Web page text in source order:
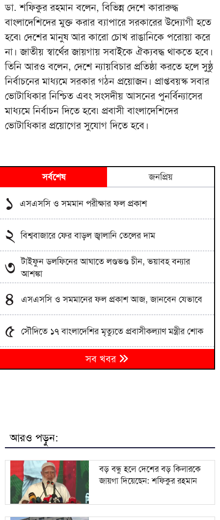
ডা. শফিকুর রহমান বলেন, বিভিন্ন দেশে কারারুদ্ধ
বাংলাদেশিদের মুক্ত করার ব্যাপারে সরকারের উদ্যোগী হতে
হবে৷ দেশের মানুষ আর কারো চোখ রাঙানিকে পরোয়া করে
না। জাতীয় স্বার্থের জায়গায় সবাইকে ঐক্যবদ্ধ থাকতে হবে।
তিনি আরও বলেন, দেশে ন্যায়বিচার প্রতিষ্ঠা করতে হলে সুষ্ঠু
নির্বাচনের মাধ্যমে সরকার গঠন প্রয়োজন। প্রাপ্তবয়স্ক সবার
ভোটাধিকার নিশ্চিত এবং সংসদীয় আসনের পুনর্বিন্যাসের
মাধ্যমে নির্বাচন দিতে হবে৷ প্রবাসী বাংলাদেশিদের
ভোটাধিকার প্রয়োগের সুযোগ দিতে হবে।
সর্বশেষ জনপ্রিয়
১ এসএসসি ও সমমান পরীক্ষার ফল প্রকাশ
২ বিশ্ববাজারে ফের বাড়ল জ্বালানি তেলের দাম
৩ টাইফুন ডলফিনের আঘাতে লণ্ডভণ্ড চীন, ভয়াবহ বন্যার
আশঙ্কা
৪ এসএসসি ও সমমানের ফল প্রকাশ আজ, জানবেন যেভাবে
৫ সৌদিতে ১৭ বাংলাদেশির মৃত্যুতে প্রবাসীকল্যাণ মন্ত্রীর শোক
বেরোবি’র শহীদ মুখতার ইলাহী হলে আধুনিক রিডিং রুমের
উদ্বোধন
৯
রহমান
১০ দেশে আবারও প্রাণঘাতী করোনার সংক্রমণ শনাক্ত
সব খবর
আরও পড়ুন:
বড় বন্ধু হলে দেশের বড় কিলারকে
জায়গা দিয়েছেন: শফিকুর রহমান